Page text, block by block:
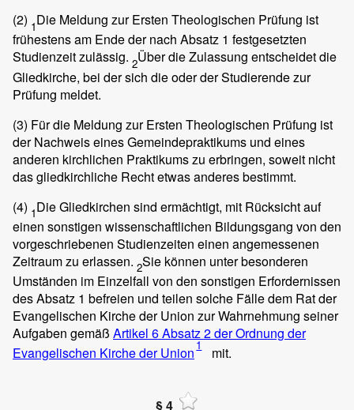
(2) 1Die Meldung zur Ersten Theologischen Prüfung ist
frühestens am Ende der nach Absatz 1 festgesetzten
Studienzeit zulässig. 2Über die Zulassung entscheidet die
Gliedkirche, bei der sich die oder der Studierende zur
Prüfung meldet.
(3) Für die Meldung zur Ersten Theologischen Prüfung ist
der Nachweis eines Gemeindepraktikums und eines
anderen kirchlichen Praktikums zu erbringen, soweit nicht
das gliedkirchliche Recht etwas anderes bestimmt.
(4) 1Die Gliedkirchen sind ermächtigt, mit Rücksicht auf
einen sonstigen wissenschaftlichen Bildungsgang von den
vorgeschriebenen Studienzeiten einen angemessenen
Zeitraum zu erlassen. 2Sie können unter besonderen
Umständen im Einzelfall von den sonstigen Erfordernissen
des Absatz 1 befreien und teilen solche Fälle dem Rat der
Evangelischen Kirche der Union zur Wahrnehmung seiner
Aufgaben gemäß Artikel 6 Absatz 2der Ordnung der
Evangelischen Kirche der Union1 mit.
§ 4